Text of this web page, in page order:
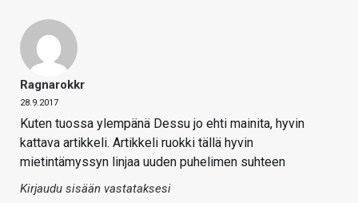
Ragnarokkr
28.9.2017
Kuten tuossa ylempänä Dessu jo ehti mainita, hyvin
kattava artikkeli. Artikkeli ruokki tällä hyvin
mietintämyssyn linjaa uuden puhelimen suhteen
Kirjaudu sisään vastataksesi